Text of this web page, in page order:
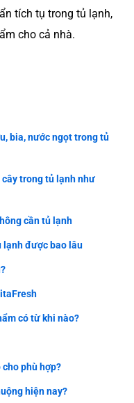
tích tụ trong tủ lạnh,
cho cả nhà.
bia, nước ngọt trong tủ
trong tủ lạnh như
cần tủ lạnh
lạnh được bao lâu
có từ khi nào?
phù hợp?
hiện nay?